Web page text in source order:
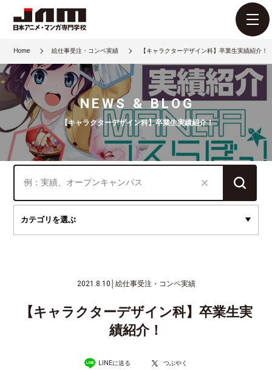
Home 絵仕事受注・コンペ実績 【キャラクターデザイン科】卒業生実績紹介！
NEWS & BLOG
【キャラクターデザイン科】卒業生実績紹介！
2021.8.10 絵仕事受注・コンペ実績
【キャラクターデザイン科】卒業生実
績紹介！
LINEに送る つぶやく